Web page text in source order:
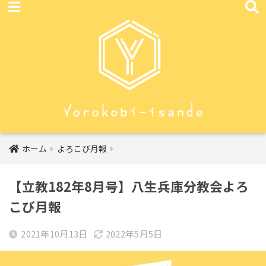
ホーム よろこび月報
【立教182年8月号】八生兵庫分教会よろ
こび月報
2021年10月13日 2022年5月5日